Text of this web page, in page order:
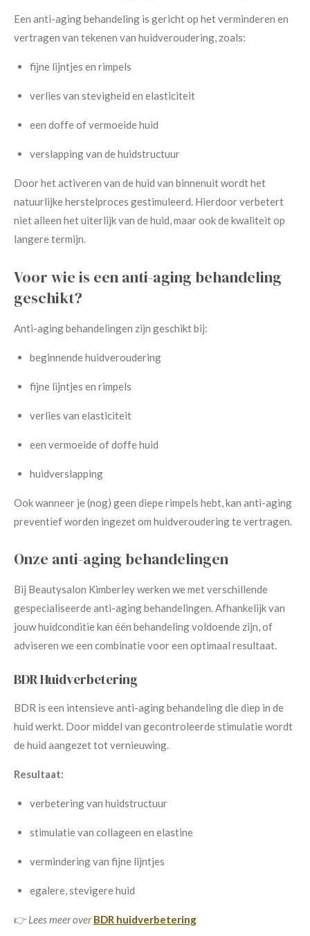
Een anti-aging behandeling is gericht op het verminderen en
vertragen van tekenen van huidveroudering, zoals:
fijne lijntjes en rimpels
verlies van stevigheid en elasticiteit
een doffe of vermoeide huid
verslapping van de huidstructuur
Door het activeren van de huid van binnenuit wordt het
natuurlijke herstelproces gestimuleerd. Hierdoor verbetert
niet alleen het uiterlijk van de huid, maar ook de kwaliteit op
langere termijn.
Voor wie is een anti-aging behandeling
geschikt?
Anti-aging behandelingen zijn geschikt bij:
beginnende huidveroudering
fijne lijntjes en rimpels
verlies van elasticiteit
een vermoeide of doffe huid
huidverslapping
Ook wanneer je (nog) geen diepe rimpels hebt, kan anti-aging
preventief worden ingezet om huidveroudering te vertragen.
Onze anti-aging behandelingen
Bij Beautysalon Kimberley werken we met verschillende
gespecialiseerde anti-aging behandelingen. Afhankelijk van
jouw huidconditie kan één behandeling voldoende zijn, of
adviseren we een combinatie voor een optimaal resultaat.
BDR Huidverbetering
BDR is een intensieve anti-aging behandeling die diep in de
huid werkt. Door middel van gecontroleerde stimulatie wordt
de huid aangezet tot vernieuwing.
Resultaat:
verbetering van huidstructuur
stimulatie van collageen en elastine
vermindering van fijne lijntjes
egalere, stevigere huid
👉 Lees meer overBDR huidverbetering